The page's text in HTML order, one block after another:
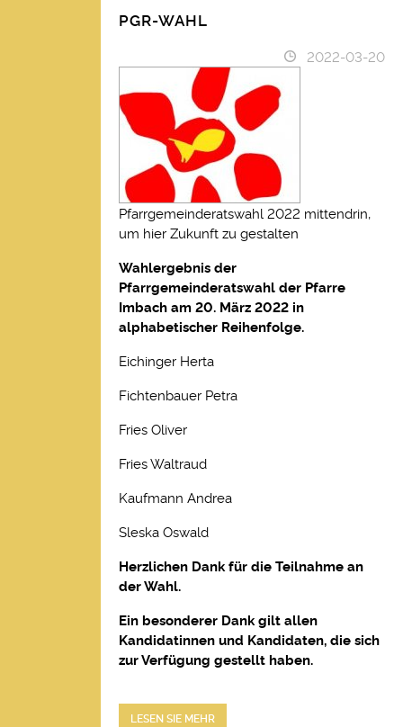
PGR-WAHL
2022-03-20
Pfarrgemeinderatswahl 2022 mittendrin,
um hier Zukunft zu gestalten
Wahlergebnisder
Pfarrgemeinderatswahl der Pfarre
Imbach am 20. März 2022 in
alphabetischer Reihenfolge.
Eichinger Herta
Fichtenbauer Petra
Fries Oliver
Fries Waltraud
Kaufmann Andrea
Sleska Oswald
Herzlichen Dank für die Teilnahme an
der Wahl.
Ein besonderer Dank gilt allen
Kandidatinnen und Kandidaten, die sich
zur Verfügung gestellt haben.
LESEN SIE MEHR